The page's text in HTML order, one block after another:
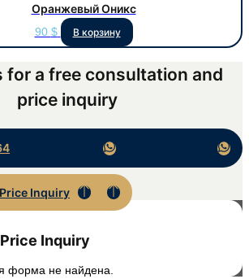
Оранжевый Оникс
90 $ В корзину
for a free consultation and
price inquiry
Inquiry
Inquiry
форма не найдена.